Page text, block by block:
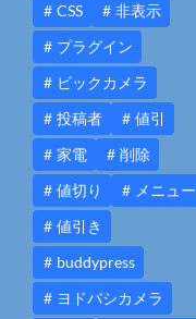
CSS
非表示
プラグイン
ビックカメラ
投稿者
値引
家電
削除
値切り
メニュー
値引き
buddypress
ヨドバシカメラ